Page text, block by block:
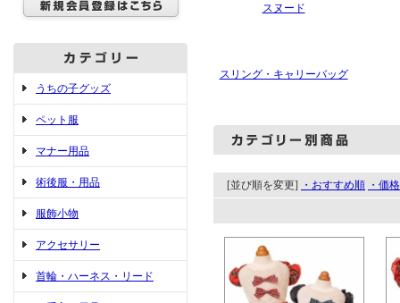
うちの子グッズ
ペット服
マナー用品
術後服・用品
服飾小物
アクセサリー
首輪・ハーネス・リード
スヌード
スリング・キャリーバッグ
[並び順を変更] ・おすすめ順 ・価